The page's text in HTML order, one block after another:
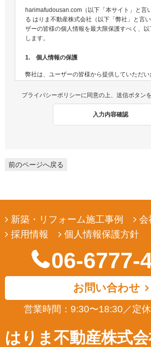
harimafudousan.com（以下「本サイト」と言
る はりま不動産株式会社（以下「弊社」と言
ザーの皆様の個人情報を最大限保護すべく、
します。
1. 個人情報の保護
弊社は、ユーザーの皆様から提供していただ
ないよう、個人情報の適切な管理及び保護に努
3. 個人情報の利用
4. 個人情報の開示
弊社は、ユーザーの皆様から提供していただい
当な理由のある場合を除き、その同意なくして
くは提供することはありません。また、その場
当な理由がない限り、個人情報が第三者から更
くは漏洩されることのないよう努めます。
弊社は、ユーザーの皆様が提供された個人情
り、合理的な範囲で、そのご希望に対応致しま
プライバシーポリシーに同意の上、送信ボタン
入力内容確認
前のページへ戻る
新築・リフォーム施工事例
会
採用情報
個人情報保護方針
06-6777-
お問い合わせ
営業時間：9:30〜18:30／定
はりま不動産株式